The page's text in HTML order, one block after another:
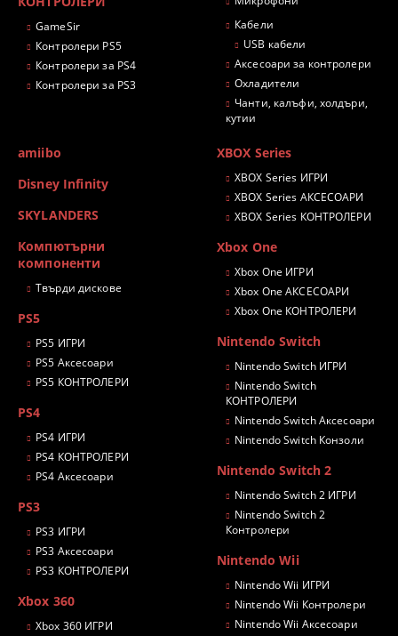
GameSir
Контролери PS5
Контролери за PS4
Контролери за PS3
Кабели
USB кабели
Аксесоари за контролери
Охладители
Чанти, калъфи, холдъри,
кутии
amiibo
Disney Infinity
SKYLANDERS
Компютърни
компоненти
Твърди дискове
PS5
PS5 ИГРИ
PS5 Аксесоари
PS5 КОНТРОЛЕРИ
PS4
PS4 ИГРИ
PS4 КОНТРОЛЕРИ
PS4 Аксесоари
PS3
PS3 ИГРИ
PS3 Аксесоари
PS3 КОНТРОЛЕРИ
Xbox 360
Xbox 360 ИГРИ
XBOX Series
XBOX Series ИГРИ
XBOX Series АКСЕСОАРИ
XBOX Series КОНТРОЛЕРИ
Xbox One
Xbox One ИГРИ
Xbox One АКСЕСОАРИ
Xbox One КОНТРОЛЕРИ
Nintendo Switch
Nintendo Switch ИГРИ
Nintendo Switch
КОНТРОЛЕРИ
Nintendo Switch Аксесоари
Nintendo Switch Конзоли
Nintendo Switch 2
Nintendo Switch 2 ИГРИ
Nintendo Switch 2
Контролери
Nintendo Wii
Nintendo Wii ИГРИ
Nintendo Wii Контролери
Nintendo Wii Аксесоари